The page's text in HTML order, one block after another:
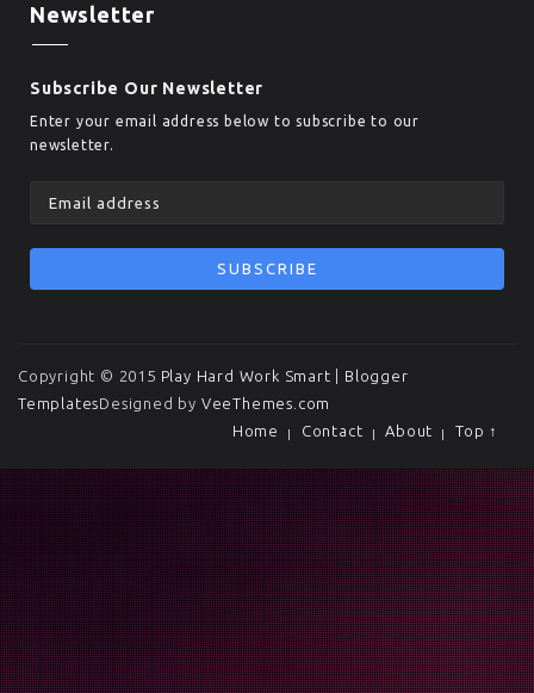
Newsletter
Subscribe Our Newsletter
Enter your email address below to subscribe to our
newsletter.
Copyright © 2015 Play Hard Work Smart
Blogger
TemplatesDesigned by VeeThemes.com
Home
Contact About Top ↑